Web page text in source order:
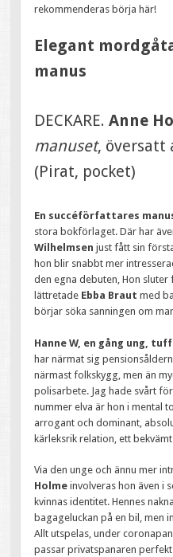
rekommenderas börja här!
Elegant
manus
DECKARE.Anne
manuset, översatt
(Pirat, pocket)
En succéförfattares
stora bokförlaget. Där har
Wilhelmsen just fått sin
hon blir snabbt mer
den egna debuten, Hon
lättretade Ebba Braut med
börjar söka sanningen om
Hanne W, en gång ung,
har närmat sig
närmast folkskygg, men än
polisarbete. Jag hade svårt
nummer elva är hon i mental
arrogant och dominant,
kärleksrik relation, ett
Via den unge och ännu mer
Holme involveras hon även i
kvinnas identitet. Hennes
bagageluckan på en bil, men
Allt utspelas, under
passar privatspanaren